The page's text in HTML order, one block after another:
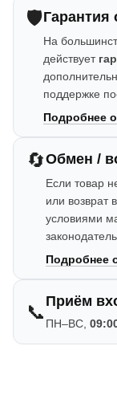
🛡️Гарантия
На
действует
поддержке
Подробнее
🔄Обмен /
Если товар
или возврат
условиями
Подробнее
📞 Приём
ПН–ВС,